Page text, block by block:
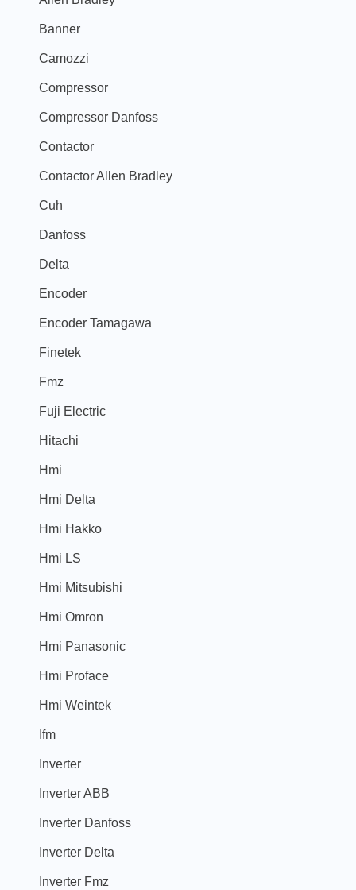
Banner
Camozzi
Compressor
Compressor Danfoss
Contactor
Contactor Allen Bradley
Cuh
Danfoss
Delta
Encoder
Encoder Tamagawa
Finetek
Fmz
Fuji Electric
Hitachi
Hmi
Hmi Delta
Hmi Hakko
Hmi LS
Hmi Mitsubishi
Hmi Omron
Hmi Panasonic
Hmi Proface
Hmi Weintek
Ifm
Inverter
Inverter ABB
Inverter Danfoss
Inverter Delta
Inverter Fmz